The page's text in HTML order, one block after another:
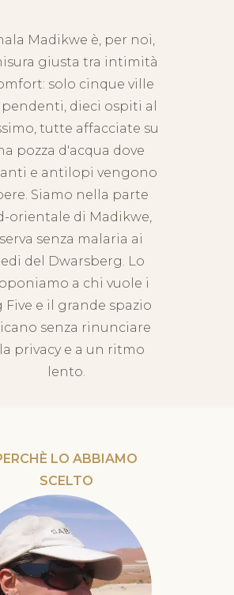
Madikwe è, per noi,
giusta tra intimità
solo cinque ville
dieci ospiti al
tutte affacciate su
pozza d'acqua dove
e antilopi vengono
Siamo nella parte
orientale di Madikwe,
senza malaria ai
del Dwarsberg. Lo
a chi vuole i
Five e il grande spazio
senza rinunciare
privacy e a un ritmo
lento.
LO ABBIAMO
SCELTO